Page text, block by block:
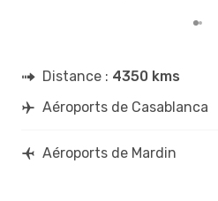
Distance : 4350 kms
Aéroports de Casablanca
Aéroports de Mardin